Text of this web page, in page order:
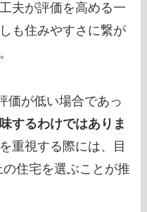
夫が評価を高める一
も住みやすさに繋が
価が低い場合であっ
するわけではありま
重視する際には、目
の住宅を選ぶことが推